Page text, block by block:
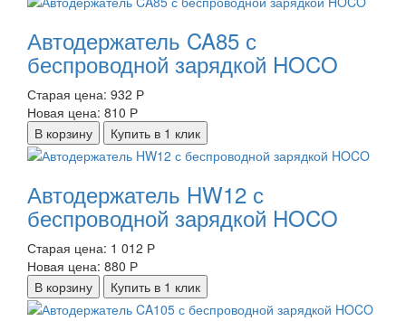
Автодержатель CA85 с
беспроводной зарядкой HOCO
Старая цена: 932 Р
Новая цена: 810 Р
В корзину
Купить в 1 клик
Автодержатель HW12 с
беспроводной зарядкой HOCO
Старая цена: 1 012 Р
Новая цена: 880 Р
В корзину
Купить в 1 клик